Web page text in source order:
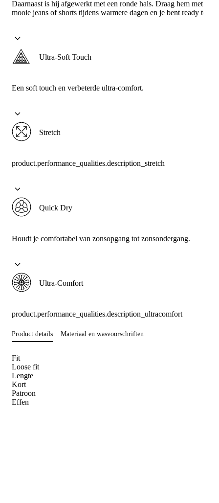
Daarnaast is hij afgewerkt met een ronde hals. Draag hem met een
mooie jeans of shorts tijdens warmere dagen en je bent ready to go.
Ultra-Soft Touch
Een soft touch en verbeterde ultra-comfort.
Stretch
product.performance_qualities.description_stretch
Quick Dry
Houdt je comfortabel van zonsopgang tot zonsondergang.
Ultra-Comfort
product.performance_qualities.description_ultracomfort
Product details Materiaal en wasvoorschriften
Fit
Loose fit
Lengte
Kort
Patroon
Effen